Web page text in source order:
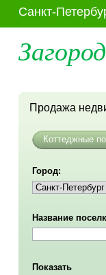
Санкт-
Продажа
Коттеджные
Город:
Название
Показать